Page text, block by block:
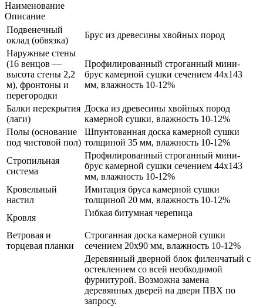
Наименование
Описание
Подвенечный
оклад (обвязка)
Брус из древесины хвойных пород
Наружные стены
(16 венцов —
высота стены 2,2
м), фронтоны и
перегородки
Профилированный строганный мини-
брус камерной сушки сечением 44х143
мм, влажность 10-12%
Балки перекрытия
(лаги)
Доска из древесины хвойных пород
камерной сушки, влажность 10-12%
Полы (основание
под чистовой пол)
Шпунтованная доска камерной сушки
толщиной 35 мм, влажность 10-12%
Стропильная
система
Профилированный строганный мини-
брус камерной сушки сечением 44х143
мм, влажность 10-12%
Кровельный
настил
Имитация бруса камерной сушки
толщиной 20 мм, влажность 10-12%
Кровля
Гибкая битумная черепица
Ветровая и
торцевая планки
Строганная доска камерной сушки
сечением 20х90 мм, влажность 10-12%
Деревянный дверной блок филенчатый с
остеклением со всей необходимой
фурнитурой. Возможна замена
деревянных дверей на двери ПВХ по
запросу.